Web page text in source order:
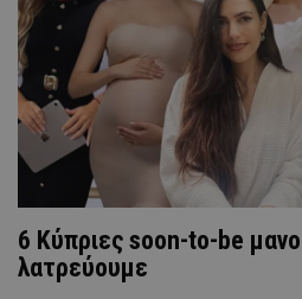
6 Κύπριες soon-to-be
λατρεύουμε